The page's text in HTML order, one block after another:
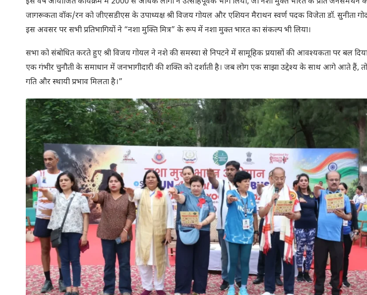
जागरूकता वॉक/रन को जीएसडीएस के उपाध्यक्ष श्री विजय गोयल और एशियन मैराथन स्वर्ण पदक विजेता डॉ. सुनीता
इस अवसर पर सभी प्रतिभागियों ने “नशा मुक्ति मित्र” के रूप में नशा मुक्त भारत का संकल्प भी लिया।
सभा को संबोधित करते हुए श्री विजय गोयल ने नशे की समस्या से निपटने में सामूहिक प्रयासों की आवश्यकता पर बल
एक गंभीर चुनौती के समाधान में जनभागीदारी की शक्ति को दर्शाती है। जब लोग एक साझा उद्देश्य के साथ आगे आते हैं,
गति और स्थायी प्रभाव मिलता है।”